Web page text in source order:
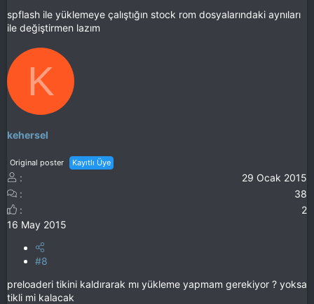
spflash ile yüklemeye çalıştığın stock rom dosyalarındaki aynıları
ile değiştirmen lazım
K
kehersel
Original poster Kayıtlı Üye
29 Ocak 2015
38
2
16 May 2015
#8
preloaderi tikini kaldırarak mı yükleme yapmam gerekiyor ? yoksa
tikli mi kalacak